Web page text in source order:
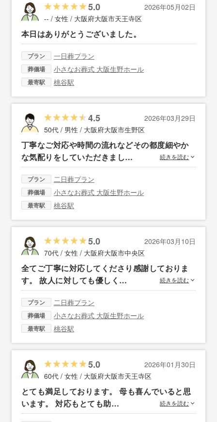
5.0
2026年05月02日
-- / 女性 / 大阪府大阪市天王寺区
本日はありがとうございました。
プラン 一日葬プラン
葬儀場 小さなお葬式 大阪生野ホール
最寄駅 桃谷駅
4.5
2026年03月29日
50代 / 男性 / 大阪府大阪市生野区
丁寧なご対応や時間の流れなどその都度細やか
な気配りをしていただきまし…
続きを読む
プラン 二日葬プラン
葬儀場 小さなお葬式 大阪生野ホール
最寄駅 桃谷駅
5.0
2026年03月10日
70代 / 女性 / 大阪府大阪市中央区
全てご丁寧に対応してくださり感謝しておりま
す。 故人に対しても優しく…
続きを読む
プラン 二日葬プラン
葬儀場 小さなお葬式 大阪生野ホール
最寄駅 桃谷駅
5.0
2026年01月30日
60代 / 女性 / 大阪府大阪市天王寺区
とても満足しております。 母も喜んでいると思
います。 対応もとても助…
続きを読む